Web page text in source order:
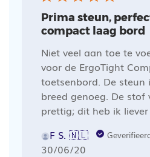
Prima steun,
compact laag bord
Niet veel aan toe te
voor de ErgoTight
toetsenbord. De steun
breed genoeg. De stof
prettig; dit heb ik
F S. 🇳🇱
Publicatiedatum
30/06/20